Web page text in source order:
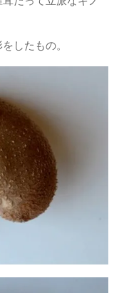
したもの。